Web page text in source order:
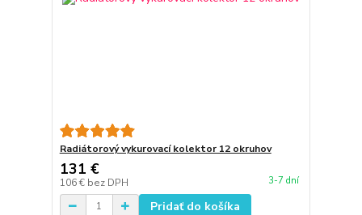
Radiátorový vykurovací kolektor 12 okruhov
131 €
106 € bez DPH 3-7 dní
Pridať do košíka